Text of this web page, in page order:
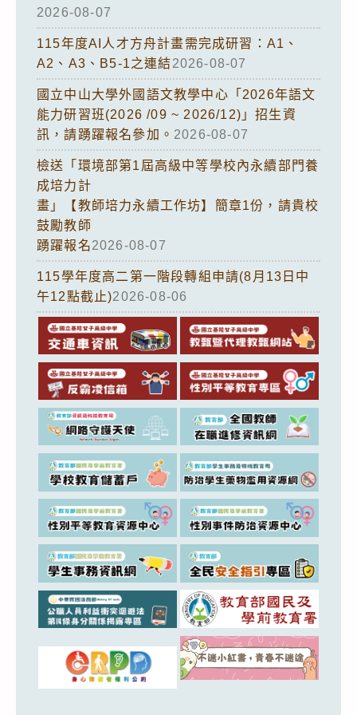
2026-08-07
115年度AI人才方舟計畫需完成研習：A1、
A2、A3、B5-1之連結2026-08-07
國立中山大學外國語文教學中心「2026年語文
能力研習班(2026 /09 ~ 2026/12)」招生資
訊，請踴躍報名參加。 2026-08-07
檢送「環境部第1屆高級中等學校內永續部門養
成培力計
畫」【教師培力永續工作坊】簡章1份，請貴校
鼓勵教師
踴躍報名2026-08-07
115學年度高二第一階段轉組申請(8月13日中
午12點截止)2026-08-06